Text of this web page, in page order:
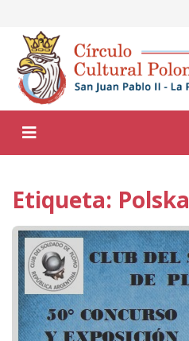
Etiqueta: Polska